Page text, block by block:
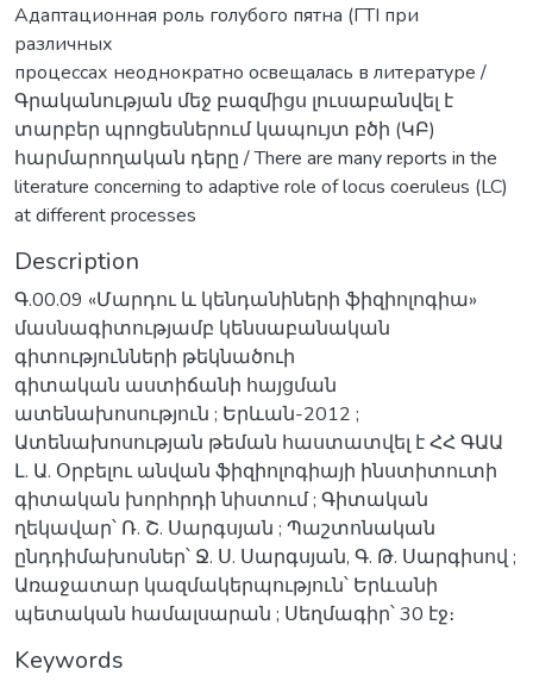
Адаптационная роль голубого пятна (ГTI при
различных
процессах неоднократно освещалась в литературе /
Գրականության մեջ բազմիցս լուսաբանվել է
տարբեր պրոցեսներում կապույտ բծի (ԿԲ)
հարմարողական դերը / There are many reports in the
literature concerning to adaptive role of locus coeruleus (LC)
at different processes
Description
Գ.00.09 «Մարդու և կենդանիների ֆիզիոլոգիա»
մասնագիտությամբ կենսաբանական
գիտությունների թեկնածուի
գիտական աստիճանի հայցման
ատենախոսություն ; Երևան-2012 ;
Ատենախոսության թեման հաստատվել է ՀՀ ԳԱԱ
Լ. Ա. Օրբելու անվան ֆիզիոլոգիայի ինստիտուտի
գիտական խորհրդի նիստում ; Գիտական
ղեկավար՝ Ռ. Շ. Սարգսյան ; Պաշտոնական
ընդդիմախոսներ՝ Ջ. Ս. Սարգսյան, Գ. Թ. Սարգիսով ;
Առաջատար կազմակերպություն՝ Երևանի
պետական համալսարան ; Սեղմագիր՝ 30 էջ։
Keywords